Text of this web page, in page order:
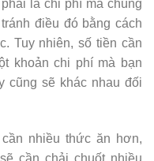
là chi phí mà chúng
điều đó bằng cách
Tuy nhiên, số tiền cần
khoản chi phí mà bạn
cũng sẽ khác nhau đối
nhiều thức ăn hơn,
cần chải chuốt nhiều